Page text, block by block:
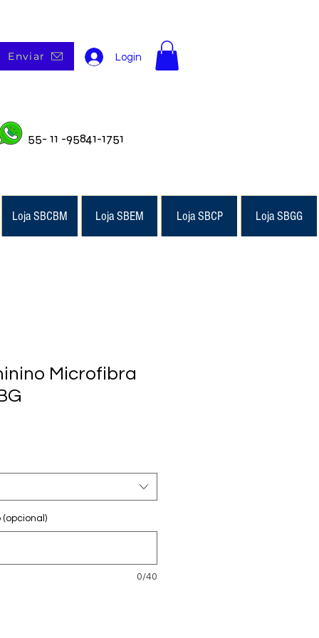
Login
Enviar
55- 11 -95841-1751
Loja SBCBM Loja SBEM Loja SBCP Loja SBGG
Microfibra
0/40